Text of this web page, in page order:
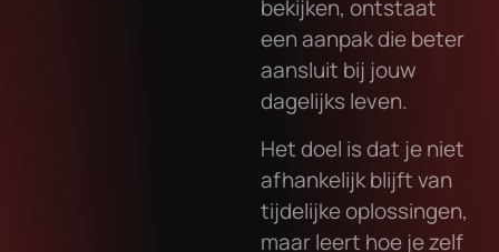
bekijken, ontstaat
een aanpak die beter
aansluit bij jouw
dagelijks leven.
Het doel is dat je niet
afhankelijk blijft van
tijdelijke oplossingen,
maar leert hoe je zelf